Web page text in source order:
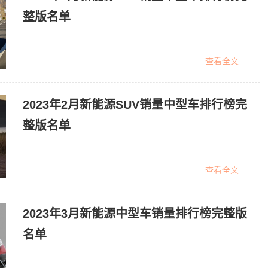
整版名单
查看全文
2023年2月新能源SUV销量中型车排行榜完
整版名单
查看全文
2023年3月新能源中型车销量排行榜完整版
名单